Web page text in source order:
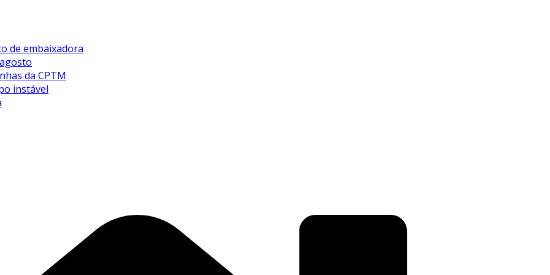
de embaixadora
da CPTM
instável